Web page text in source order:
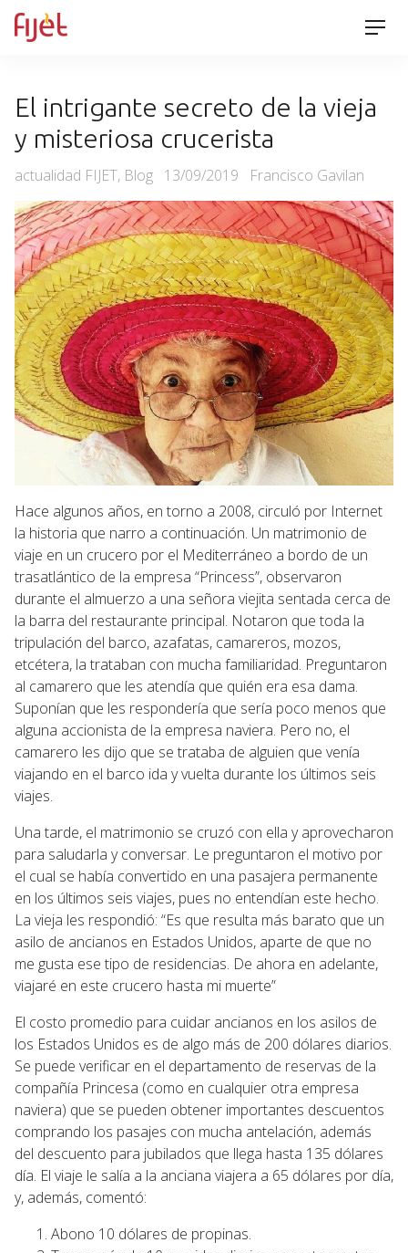
Skip
El intrigante secreto de la vieja
y misteriosa crucerista
Categories
actualidad FIJET, Blog Posted
on
13/09/2019 Francisco Gavilan
Hace algunos años, en torno a 2008, circuló por Internet
la historia que narro a continuación. Un matrimonio de
viaje en un crucero por el Mediterráneo a bordo de un
trasatlántico de la empresa “Princess”, observaron
durante el almuerzo a una señora viejita sentada cerca de
la barra del restaurante principal. Notaron que toda la
tripulación del barco, azafatas, camareros, mozos,
etcétera, la trataban con mucha familiaridad. Preguntaron
al camarero que les atendía que quién era esa dama.
Suponían que les respondería que sería poco menos que
alguna accionista de la empresa naviera. Pero no, el
camarero les dijo que se trataba de alguien que venía
viajando en el barco ida y vuelta durante los últimos seis
viajes.
Una tarde, el matrimonio se cruzó con ella y aprovecharon
para saludarla y conversar. Le preguntaron el motivo por
el cual se había convertido en una pasajera permanente
en los últimos seis viajes, pues no entendían este hecho.
La vieja les respondió: “Es que resulta más barato que un
asilo de ancianos en Estados Unidos, aparte de que no
me gusta ese tipo de residencias. De ahora en adelante,
viajaré en este crucero hasta mi muerte”
El costo promedio para cuidar ancianos en los asilos de
los Estados Unidos es de algo más de 200 dólares diarios.
Se puede verificar en el departamento de reservas de la
compañía Princesa (como en cualquier otra empresa
naviera) que se pueden obtener importantes descuentos
comprando los pasajes con mucha antelación, además
del descuento para jubilados que llega hasta 135 dólares
día. El viaje le salía a la anciana viajera a 65 dólares por día,
y, además, comentó:
Abono 10 dólares de propinas.